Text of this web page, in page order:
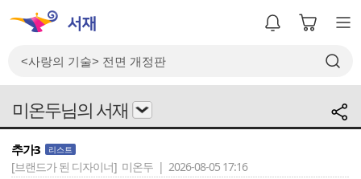
미온두님의 서재
추가3 리스트
[브랜드가 된 디자이너] 미온두 | 2026-08-05 17:16